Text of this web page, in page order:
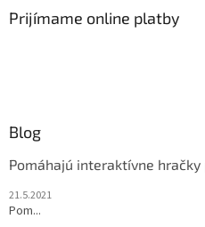
Prijímame online platby
Blog
Pomáhajú interaktívne
21.5.2021
Pom...